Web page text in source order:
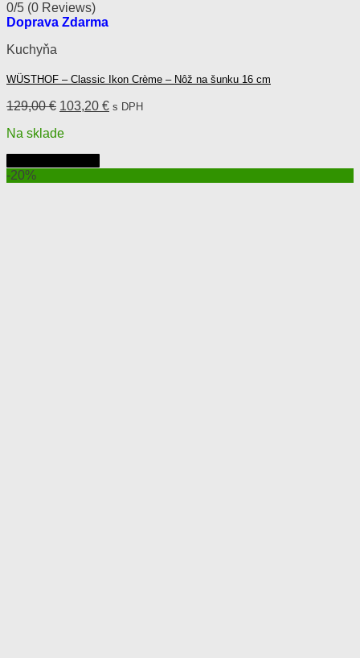
0/5 (0 Reviews)
Doprava Zdarma
Kuchyňa
WÜSTHOF – Classic Ikon Crème – Nôž na šunku 16 cm
129,00€ Pôvodná
bola:
103,20 €Aktuálna
s DPH
Na sklade
-20%